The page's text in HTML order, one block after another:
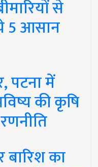
से
5 आसान
पटना में
की कृषि
का